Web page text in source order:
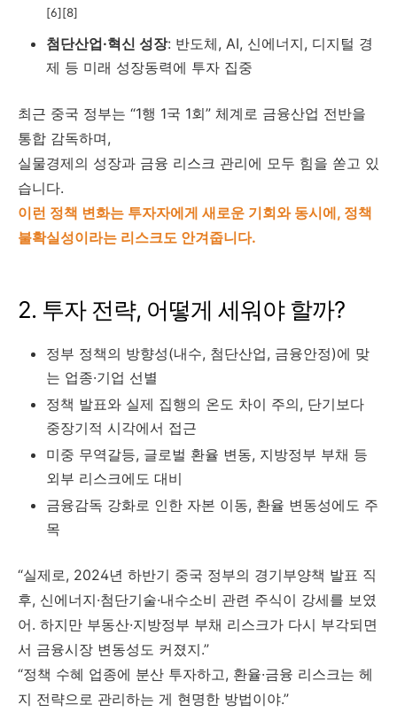
[6][8]
첨단산업·혁신 성장: 반도체, AI, 신에너지, 디지털 경
제 등 미래 성장동력에 투자 집중
최근 중국 정부는 “1행 1국 1회” 체계로 금융산업 전반을
통합 감독하며,
실물경제의 성장과 금융 리스크 관리에 모두 힘을 쏟고 있
습니다.
이런 정책 변화는 투자자에게 새로운 기회와 동시에, 정책
불확실성이라는 리스크도 안겨줍니다.
2. 투자 전략, 어떻게 세워야 할까?
정부 정책의 방향성(내수, 첨단산업, 금융안정)에 맞
는 업종·기업 선별
정책 발표와 실제 집행의 온도 차이 주의, 단기보다
중장기적 시각에서 접근
미중 무역갈등, 글로벌 환율 변동, 지방정부 부채 등
외부 리스크에도 대비
금융감독 강화로 인한 자본 이동, 환율 변동성에도 주
목
“실제로, 2024년 하반기 중국 정부의 경기부양책 발표 직
후, 신에너지·첨단기술·내수소비 관련 주식이 강세를 보였
어. 하지만 부동산·지방정부 부채 리스크가 다시 부각되면
서 금융시장 변동성도 커졌지.”
“정책 수혜 업종에 분산 투자하고, 환율·금융 리스크는 헤
지 전략으로 관리하는 게 현명한 방법이야.”